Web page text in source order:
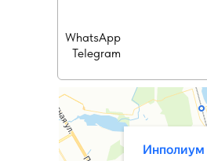
WhatsApp
Telegram